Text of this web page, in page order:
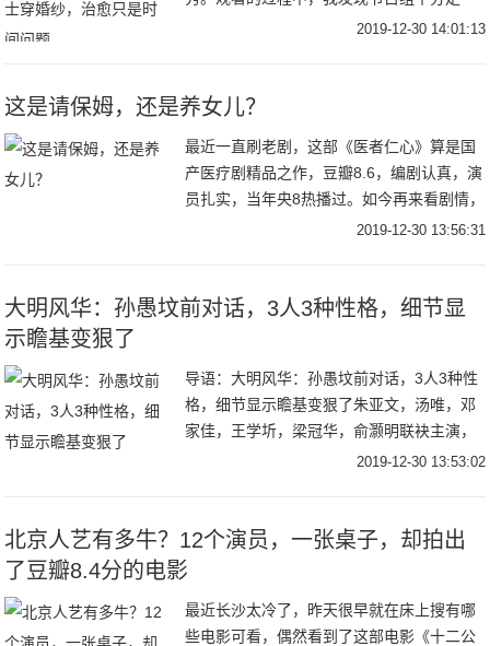
心，不单纯是从外貌上的改变，还包括个人
2019-12-30 14:01:13
这是请保姆，还是养女儿？
最近一直刷老剧，这部《医者仁心》算是国
产医疗剧精品之作，豆瓣8.6，编剧认真，演
员扎实，当年央8热播过。如今再来看剧情，
依然很写实。今天分享些开心的话题，这部
2019-12-30 13:56:31
大明风华：孙愚坟前对话，3人3种性格，细节显
示瞻基变狠了
导语：大明风华：孙愚坟前对话，3人3种性
格，细节显示瞻基变狠了朱亚文，汤唯，邓
家佳，王学圻，梁冠华，俞灏明联袂主演，
张艺兴友情客串的62集大型古装权谋剧《大
2019-12-30 13:53:02
北京人艺有多牛？12个演员，一张桌子，却拍出
了豆瓣8.4分的电影
最近长沙太冷了，昨天很早就在床上搜有哪
些电影可看，偶然看到了这部电影《十二公